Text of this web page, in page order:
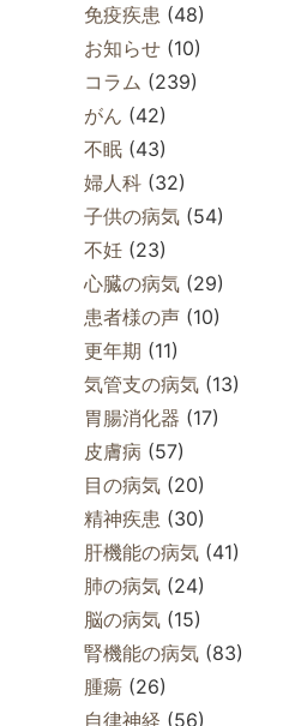
免疫疾患 (48)
お知らせ (10)
コラム (239)
がん (42)
不眠 (43)
婦人科 (32)
子供の病気 (54)
不妊 (23)
心臓の病気 (29)
患者様の声 (10)
更年期 (11)
気管支の病気 (13)
胃腸消化器 (17)
皮膚病 (57)
目の病気 (20)
精神疾患 (30)
肝機能の病気 (41)
肺の病気 (24)
脳の病気 (15)
腎機能の病気 (83)
腫瘍 (26)
自律神経 (56)